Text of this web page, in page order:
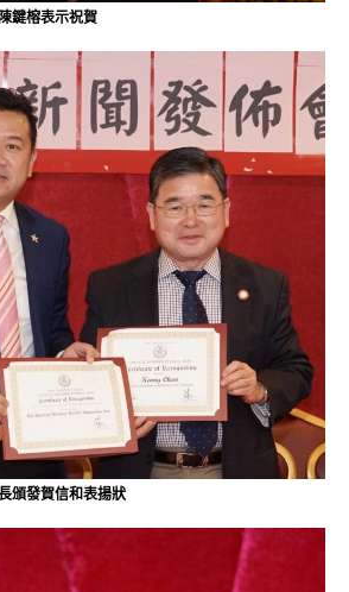
鍵榕表示祝賀
頒發賀信和表揚狀